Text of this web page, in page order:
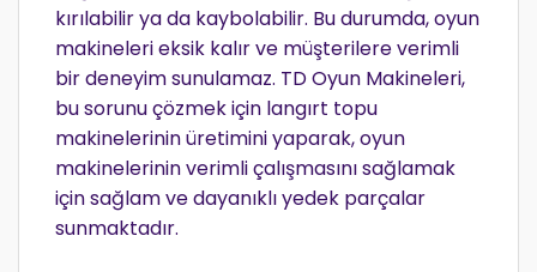
kırılabilir ya da kaybolabilir. Bu durumda, oyun
makineleri eksik kalır ve müşterilere verimli
bir deneyim sunulamaz. TD Oyun Makineleri,
bu sorunu çözmek için langırt topu
makinelerinin üretimini yaparak, oyun
makinelerinin verimli çalışmasını sağlamak
için sağlam ve dayanıklı yedek parçalar
sunmaktadır.